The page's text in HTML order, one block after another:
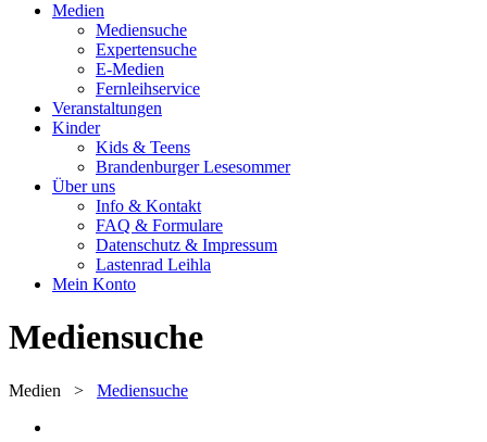
Medien
Mediensuche
Expertensuche
E-Medien
Fernleihservice
Veranstaltungen
Kinder
Kids & Teens
Brandenburger Lesesommer
Über uns
Info & Kontakt
FAQ & Formulare
Datenschutz & Impressum
Lastenrad Leihla
Mein Konto
Mediensuche
Medien > Mediensuche